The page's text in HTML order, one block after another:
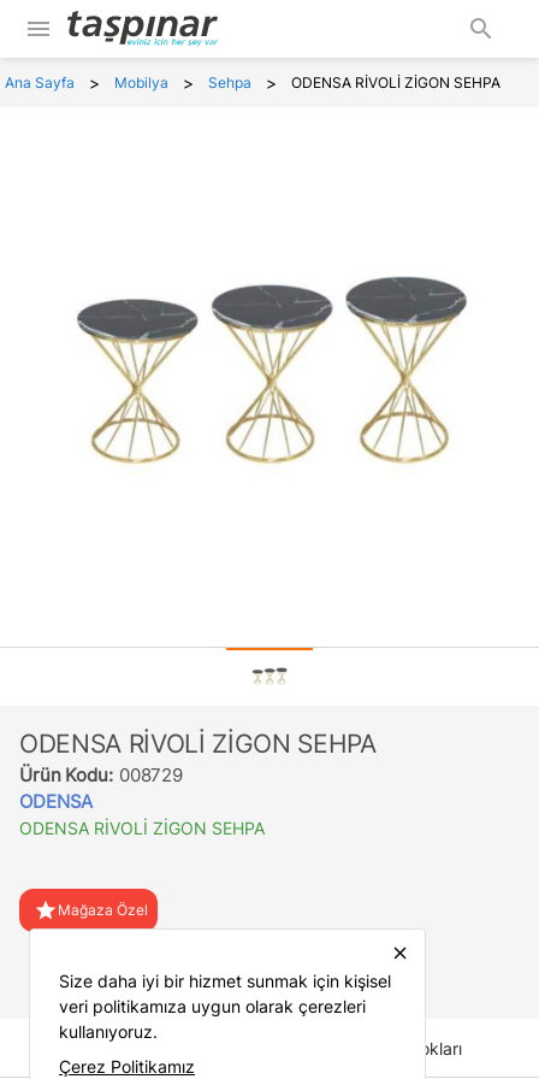
menu search
Ana Sayfa > Mobilya > Sehpa > ODENSA RİVOLİ ZİGON SEHPA
ODENSA RİVOLİ ZİGON SEHPA
Ürün Kodu: 008729
ODENSA
ODENSA RİVOLİ ZİGON SEHPA
star Mağaza Özel
İade Koşulları Mağaza Stokları
close
Size daha iyi bir hizmet sunmak için kişisel
veri politikamıza uygun olarak çerezleri
kullanıyoruz.
Çerez Politikamız